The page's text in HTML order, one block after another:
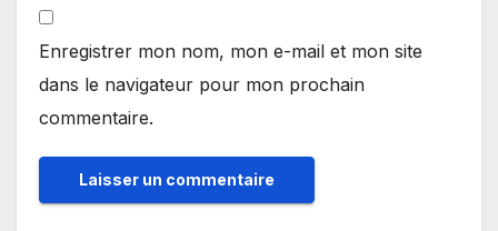
Enregistrer mon nom, mon e-mail et mon site
dans le navigateur pour mon prochain
commentaire.